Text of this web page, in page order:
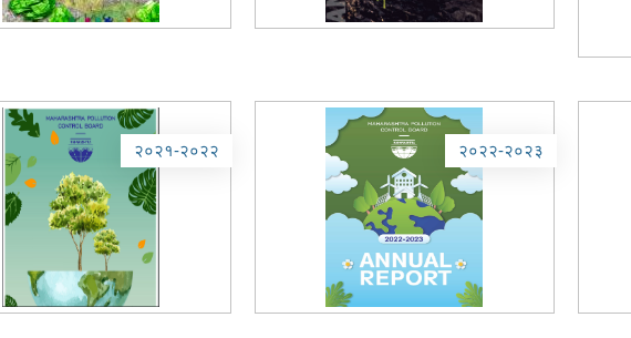
२०२१-२०२२ २०२२-२०२३